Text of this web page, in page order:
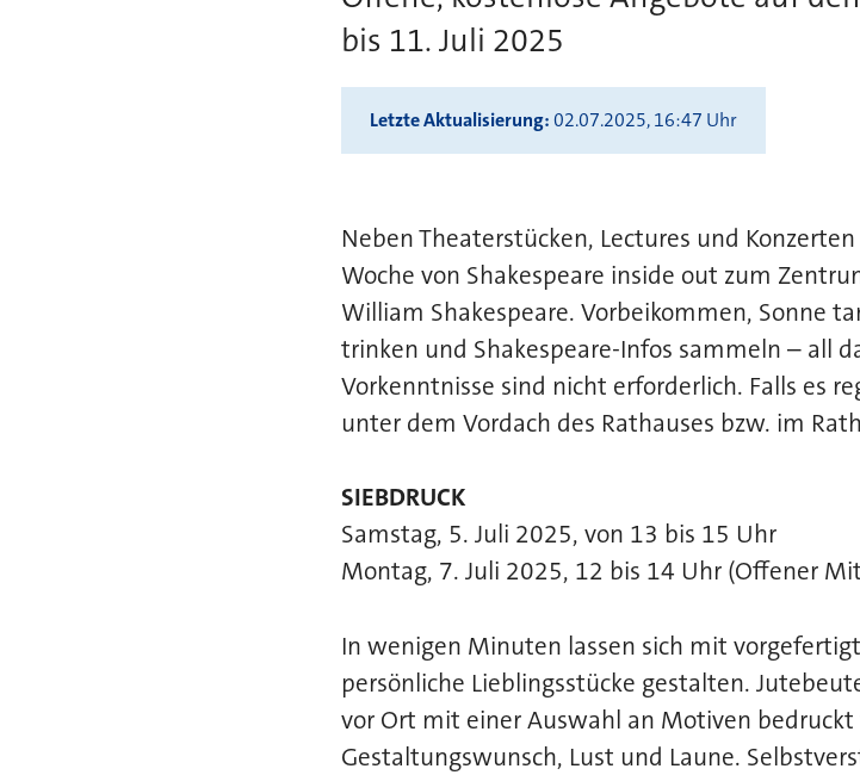
bis 11. Juli 2025
Letzte Aktualisierung 02.07.2025, 16:47 Uhr
Neben Theaterstücken, Lectures und
Woche von Shakespeare inside out zum
William Shakespeare. Vorbeikommen, Sonne
trinken und Shakespeare-Infos sammeln – all
Vorkenntnisse sind nicht erforderlich. Falls es
unter dem Vordach des Rathauses bzw. im
SIEBDRUCK
Samstag, 5. Juli 2025, von 13 bis 15 Uhr
Montag, 7. Juli 2025, 12 bis 14 Uhr (Offener
In wenigen Minuten lassen sich mit
persönliche Lieblingsstücke gestalten.
vor Ort mit einer Auswahl an Motiven
Gestaltungswunsch, Lust und Laune.